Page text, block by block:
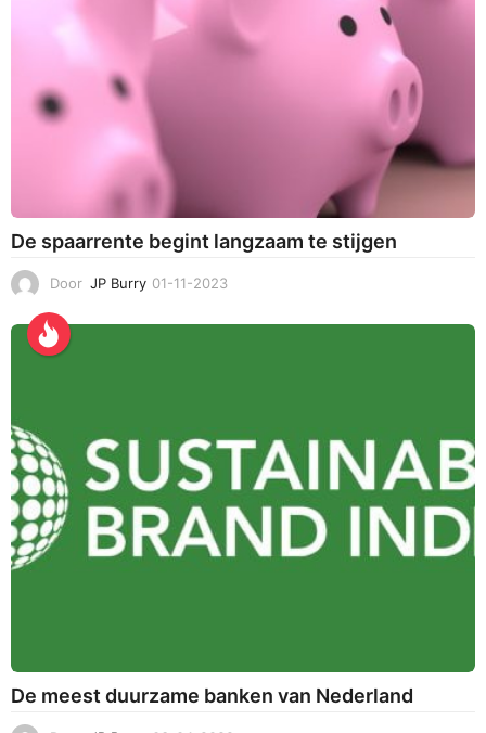
De spaarrente begint langzaam te stijgen
Door JP Burry 01-11-2023
-
2
De meest duurzame banken van Nederland